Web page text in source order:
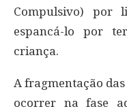
Compulsivo) por
espancá-lo por
criança.
A fragmentação
ocorrer na fase